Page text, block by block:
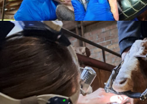
Gaby Hurink Am 7.